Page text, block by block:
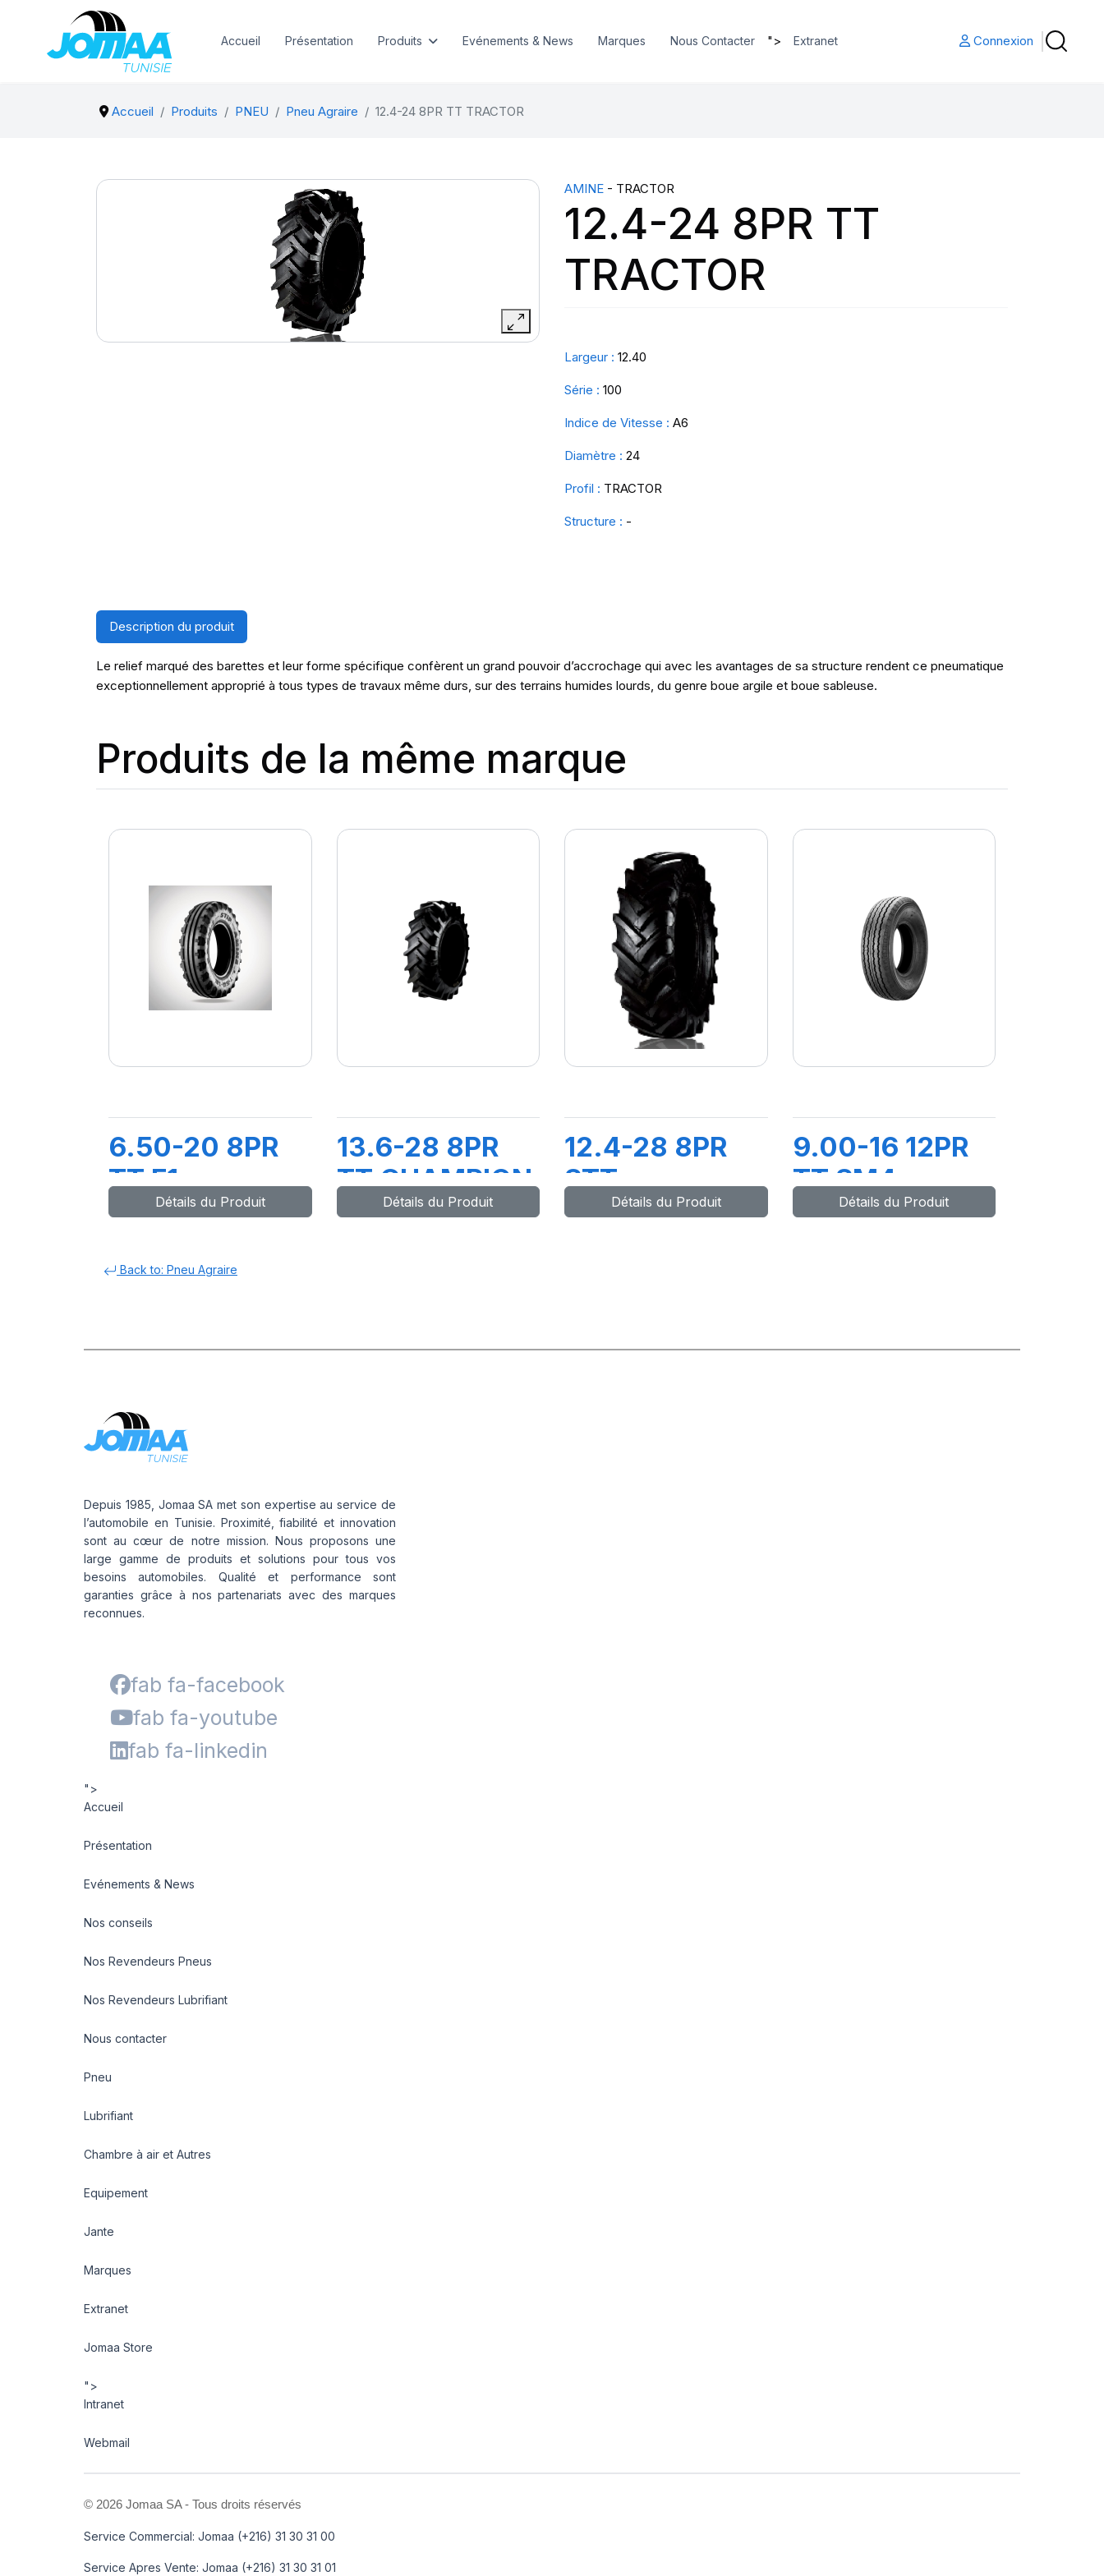
Accueil Présentation Produits Evénements & News Marques Nous Contacter "> Extranet Connexion
Accueil Produits PNEU Pneu Agraire 12.4-24 8PR TT TRACTOR
AMINE - TRACTOR
12.4-24 8PR TT
TRACTOR
Largeur : 12.40
Série : 100
Indice de Vitesse : A6
Diamètre : 24
Profil : TRACTOR
Structure : -
Description du produit
Le relief marqué des barettes et leur forme spécifique confèrent un grand pouvoir d’accrochage qui avec les avantages de sa structure rendent ce pneumatique
exceptionnellement approprié à tous types de travaux même durs, sur des terrains humides lourds, du genre boue argile et boue sableuse.
Produits de la même marque
6.50-20 8PR
TT F1
Détails du Produit
13.6-28 8PR
TT CHAMPION
Détails du Produit
12.4-28 8PR
STT
Détails du Produit
9.00-16 12PR
TT SM4
Détails du Produit
Back to: Pneu Agraire
Depuis 1985, Jomaa SA met son expertise au service de
l’automobile en Tunisie. Proximité, fiabilité et innovation
sont au cœur de notre mission. Nous proposons une
large gamme de produits et solutions pour tous vos
besoins automobiles. Qualité et performance sont
garanties grâce à nos partenariats avec des marques
reconnues.
fab fa-facebook
fab fa-youtube
fab fa-linkedin
">
Accueil
Présentation
Evénements & News
Nos conseils
Nos Revendeurs Pneus
Nos Revendeurs Lubrifiant
Nous contacter
Pneu
Lubrifiant
Chambre à air et Autres
Equipement
Jante
Marques
Extranet
Jomaa Store
">
Intranet
Webmail
© 2026 Jomaa SA - Tous droits réservés
Service Commercial: Jomaa (+216) 31 30 31 00
Service Apres Vente: Jomaa (+216) 31 30 31 01